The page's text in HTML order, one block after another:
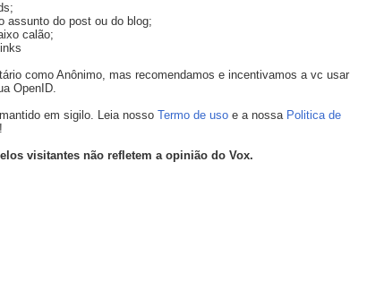
assunto do post ou do blog;
calão;
como Anônimo, mas recomendamos e incentivamos a vc usar
OpenID.
em sigilo. Leia nosso Termo de uso e a nossa Politica de
visitantes não refletem a opinião do Vox.